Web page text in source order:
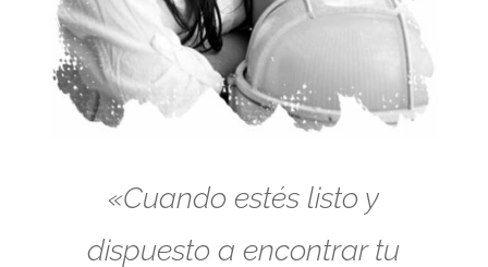
«Cuando estés listo y
dispuesto a encontrar tu